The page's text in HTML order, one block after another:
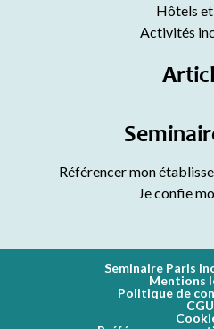
Hôtels
Activités
Référencer mon
Je confie
Seminaire Paris
Mentions
Politique de
CGU